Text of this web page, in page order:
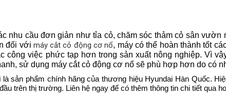
nhu cầu đơn giản như tỉa cỏ, chăm sóc thảm cỏ sân vườn
đối với máy cắt cỏ động cơ nổ, máy có thể hoàn thành tốt
công việc phức tạp hơn trong sản xuất nông nghiệp. Vì
sử dụng máy cắt cỏ động cơ nổ sẽ phù hợp hơn do có
sản phẩm chính hãng của thương hiệu Hyundai Hàn Quốc.
trên thị trường. Liên hệ ngay để có thêm thông tin chi tiết qua